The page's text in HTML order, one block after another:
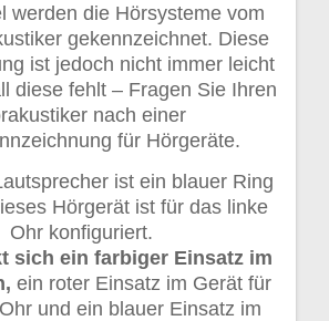
werden die Hörsysteme vom
gekennzeichnet. Diese
ist jedoch nicht immer leicht
diese fehlt – Fragen Sie Ihren
nach einer
für Hörgeräte.
ist ein blauer Ring
Hörgerät ist für das linke
Ohr konfiguriert.
sich ein farbiger Einsatz im
ein roter Einsatz im Gerät für
und ein blauer Einsatz im